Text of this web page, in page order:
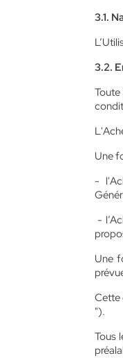
3.1.
3.2.
Une
-
-
Une
Cette
").
Tous